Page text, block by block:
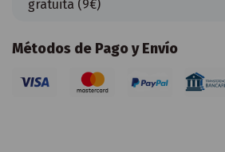
gratuita (9€)
Métodos de Pago y Envío